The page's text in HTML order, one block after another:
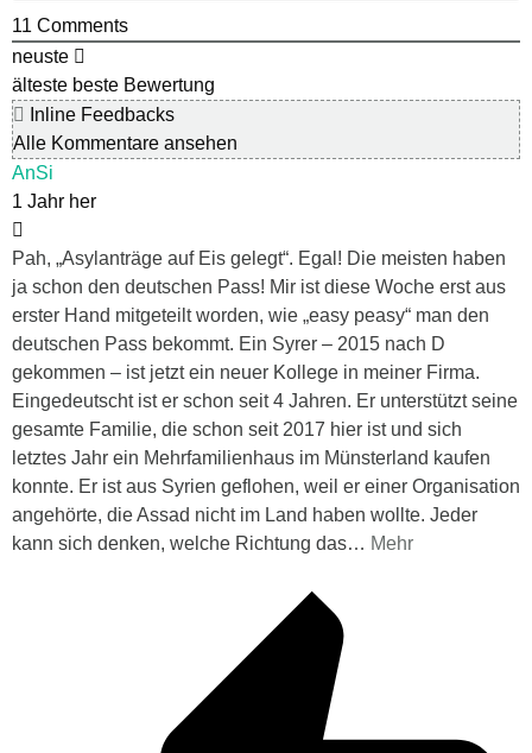
11 Comments
neuste
älteste beste Bewertung
Inline Feedbacks
Alle Kommentare ansehen
AnSi
1 Jahr her
Pah, „Asylanträge auf Eis gelegt“. Egal! Die meisten haben
ja schon den deutschen Pass! Mir ist diese Woche erst aus
erster Hand mitgeteilt worden, wie „easy peasy“ man den
deutschen Pass bekommt. Ein Syrer – 2015 nach D
gekommen – ist jetzt ein neuer Kollege in meiner Firma.
Eingedeutscht ist er schon seit 4 Jahren. Er unterstützt seine
gesamte Familie, die schon seit 2017 hier ist und sich
letztes Jahr ein Mehrfamilienhaus im Münsterland kaufen
konnte. Er ist aus Syrien geflohen, weil er einer Organisation
angehörte, die Assad nicht im Land haben wollte. Jeder
kann sich denken, welche Richtung das… Mehr